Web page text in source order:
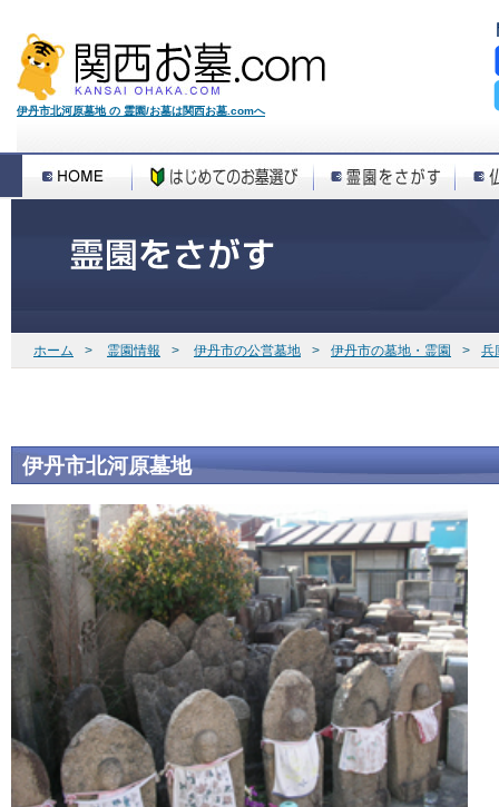
伊丹市北河原墓地 の 霊園/お墓は関西お墓.comへ
ホーム > 霊園情報 > 伊丹市の公営墓地 > 伊丹市の墓地・霊園 > 兵
伊丹市北河原墓地